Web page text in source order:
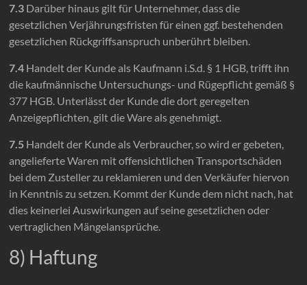
7.3 Darüber hinaus gilt für Unternehmer, dass die
gesetzlichen Verjährungsfristen für einen ggf. bestehenden
gesetzlichen Rückgriffsanspruch unberührt bleiben.
7.4 Handelt der Kunde als Kaufmann i.S.d. § 1 HGB, trifft ihn
die kaufmännische Untersuchungs- und Rügepflicht gemäß §
377 HGB. Unterlässt der Kunde die dort geregelten
Anzeigepflichten, gilt die Ware als genehmigt.
7.5 Handelt der Kunde als Verbraucher, so wird er gebeten,
angelieferte Waren mit offensichtlichen Transportschäden
bei dem Zusteller zu reklamieren und den Verkäufer hiervon
in Kenntnis zu setzen. Kommt der Kunde dem nicht nach, hat
dies keinerlei Auswirkungen auf seine gesetzlichen oder
vertraglichen Mängelansprüche.
8) Haftung